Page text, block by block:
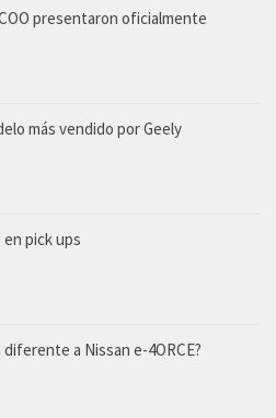
presentaron oficialmente
más vendido por Geely
en pick ups
diferente a Nissan e-4ORCE?